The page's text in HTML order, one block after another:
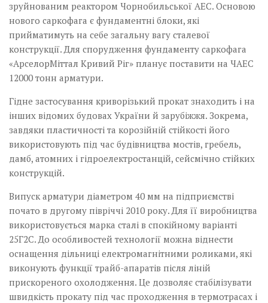
зруйнованим реактором Чорнобильської АЕС. Основою
нового саркофага є фундаментні блоки, які
прийматимуть на себе загальну вагу сталевої
конструкції. Для спорудження фундаменту саркофага
«АрселорМіттал Кривий Ріг» планує поставити на ЧАЕС
12000 тонн арматури.
Гідне застосування криворізький прокат знаходить і на
інших відомих будовах України й зарубіжжя. Зокрема,
завдяки пластичності та корозійній стійкості його
використовують під час будівництва мостів, гребель,
дамб, атомних і гідроелектростанцій, сейсмічно стійких
конструкцій.
Випуск арматури діаметром 40 мм на підприємстві
почато в другому півріччі 2010 року. Для її виробництва
використовується марка сталі в спокійному варіанті
25Г2С. До особливостей технології можна віднести
оснащення дільниці електромагнітними роликами, які
виконують функції трайб-апаратів після ліній
прискореного охолодження. Це дозволяє стабілізувати
швидкість прокату під час проходження в термотрасах і